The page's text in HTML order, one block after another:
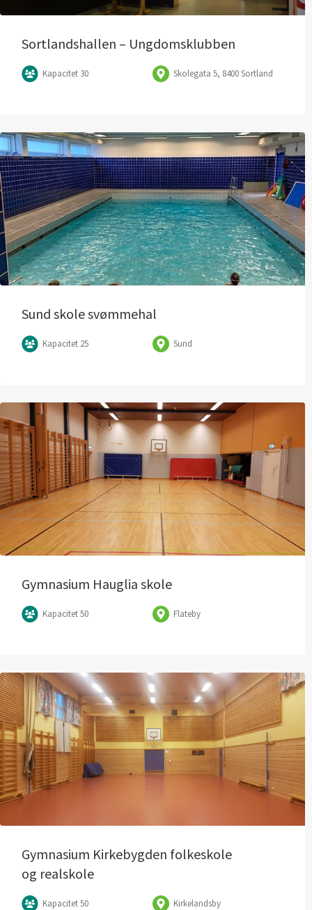
Sortlandshallen – Ungdomsklubben
Kapacitet 30 Skolegata 5, 8400 Sortland
Sund skole svømmehal
Kapacitet 25 Sund
Gymnasium Hauglia skole
Kapacitet 50 Flateby
Gymnasium Kirkebygden folkeskole
og realskole
Kapacitet 50 Kirkelandsby